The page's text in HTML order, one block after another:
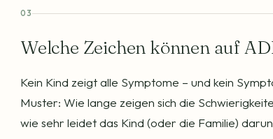
03
Welche Zeichen können auf
Kein Kind zeigt alle Symptome – und kein
Muster: Wie lange zeigen sich die
wie sehr leidet das Kind (oder die Familie)